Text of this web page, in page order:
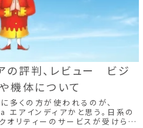
の評判、レビュー ビジ
機体について
多くの方が使われるのが、
アインディアかと思う。日系の
リティーのサービスが受けられ